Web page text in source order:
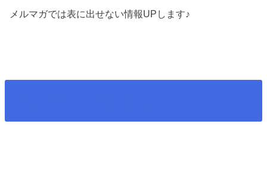
メルマガでは表に出せない情報UPします♪